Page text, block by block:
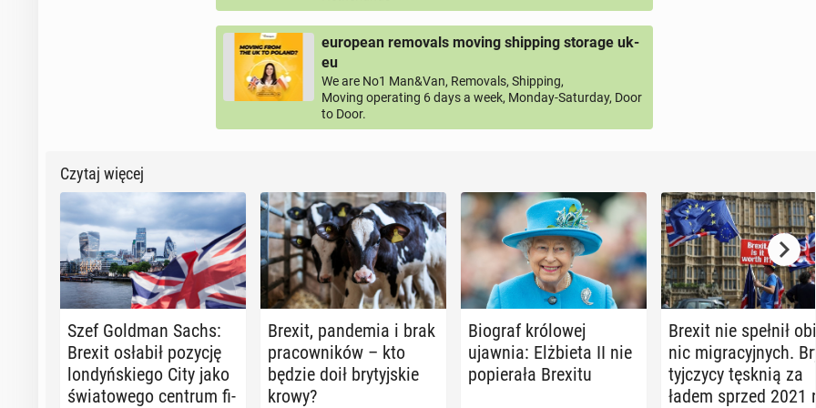
european removals moving shipping storage uk-
eu
We are No1 Man&Van, Removals, Shipping,
Moving operating 6 days a week, Monday-Saturday, Door
to Door.
Czytaj więcej
Szef Goldman Sachs:
Brexit osłabił pozycję
lon­dyń­skie­go City jako
świa­to­we­go centrum fi­
Brexit, pan­de­mia i brak
pra­cow­ni­ków – kto
będzie doił bry­tyj­skie
krowy?
Biograf kró­lo­wej
ujawnia: Elż­bie­ta II nie
po­pie­ra­ła Brexitu
Brexit nie spełnił
nic mi­gra­cyj­nych. Bry­
tyj­czy­cy tęsknią za
ładem sprzed 2021 r.